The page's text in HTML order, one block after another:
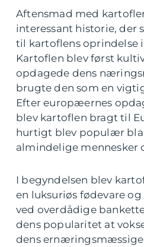
Aftensmad med
interessant historie,
til kartoflens oprindelse
Kartoflen blev først
opdagede dens
brugte den som en
Efter europæernes
blev kartoflen bragt til
hurtigt blev populær
almindelige mennesker
I begyndelsen blev
en luksuriøs fødevare
ved overdådige
dens popularitet at
dens